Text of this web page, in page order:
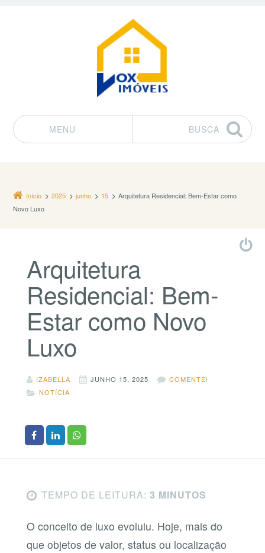
MENU
BUSCA
Início 2025 junho 15
Arquitetura Residencial: Bem-Estar como
Novo Luxo
Arquitetura
Residencial: Bem-
Estar como Novo
Luxo
IZABELLA JUNHO 15, 2025
COMENTE!
NOTÍCIA
TEMPO DE LEITURA: 3 MINUTOS
O conceito de luxo evoluiu. Hoje, mais do
que objetos de valor, status ou localização